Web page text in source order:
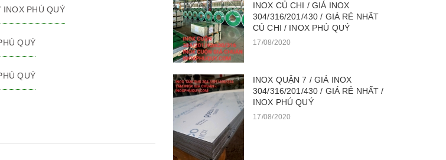
PHÚ QUÝ
QUÝ
QUÝ
INOX CỦ CHI / GIÁ INOX
304/316/201/430 / GIÁ RẺ NHẤT
CỦ CHI / INOX PHÚ QUÝ
17/08/2020
INOX QUẬN 7 / GIÁ INOX
304/316/201/430 / GIÁ RẺ NHẤT /
INOX PHÚ QUÝ
17/08/2020